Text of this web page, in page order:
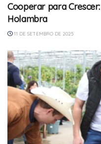
Cooperar para
Holambra
11 DE SETEMBRO DE 2025